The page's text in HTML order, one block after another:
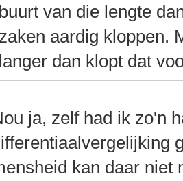
buurt van die lengte
zaken aardig kloppen.
langer dan klopt dat
ja, zelf had ik zo'n
kan daar niet